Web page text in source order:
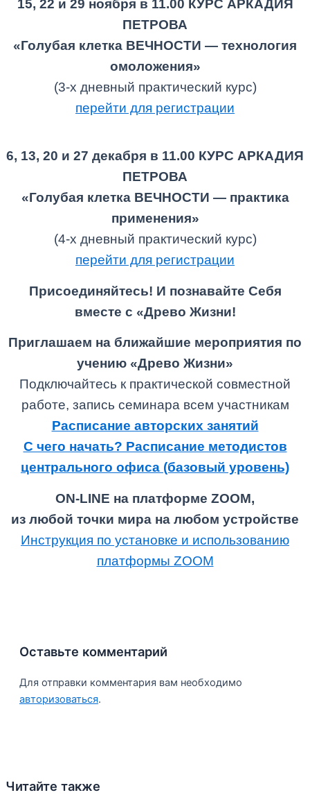
15, 22 и 29 ноября в 11.00 КУРС АРКАДИЯ
ПЕТРОВА
«Голубая клетка ВЕЧНОСТИ — технология
омоложения»
(3-х дневный практический курс)
перейти для регистрации
6, 13, 20 и 27 декабря в 11.00 КУРС АРКАДИЯ
ПЕТРОВА
«Голубая клетка ВЕЧНОСТИ — практика
применения»
(4-х дневный практический курс)
перейти для регистрации
Присоединяйтесь! И познавайте Себя
вместе с «Древо Жизни!
Приглашаем на ближайшие мероприятия по
учению «Древо Жизни»
Подключайтесь к практической совместной
работе, запись семинара всем участникам
Расписание авторских занятий
С чего начать? Расписание методистов
центрального офиса (базовый уровень)
ON-LINE на платформе ZOOM,
из любой точки мира на любом устройстве
Инструкция по установке и использованию
платформы ZOOM
Оставьте комментарий
Для отправки комментария вам необходимо
авторизоваться.
Читайте также